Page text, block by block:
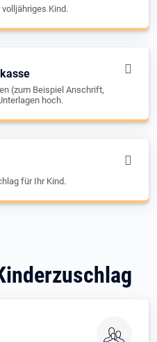
Kind.
(zum Beispiel Anschrift,
hoch.
für Ihr Kind.